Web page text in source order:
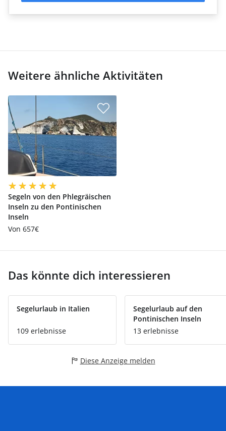
Weitere ähnliche Aktivitäten
Segeln von den Phlegräischen
Inseln zu den Pontinischen
Inseln
Von 657€
Das könnte dich interessieren
Segelurlaub in Italien
109 erlebnisse
Segelurlaub auf den
Pontinischen Inseln
13 erlebnisse
Diese Anzeige melden